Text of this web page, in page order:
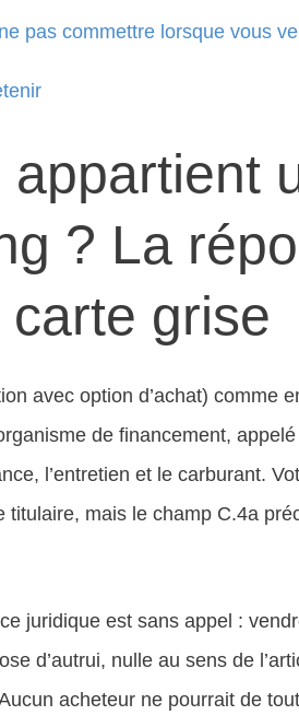
pas commettre lorsque vous
appartient
? La
grise
avec option d’achat) comme
de financement,
l’entretien et le carburant.
titulaire, mais le champ C.4a
juridique est sans appel :
d’autrui, nulle au sens de
acheteur ne pourrait de